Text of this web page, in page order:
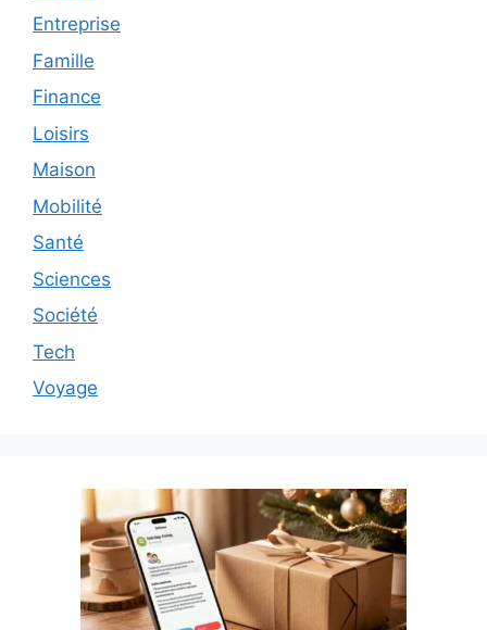
Entreprise
Famille
Finance
Loisirs
Maison
Mobilité
Santé
Sciences
Société
Tech
Voyage